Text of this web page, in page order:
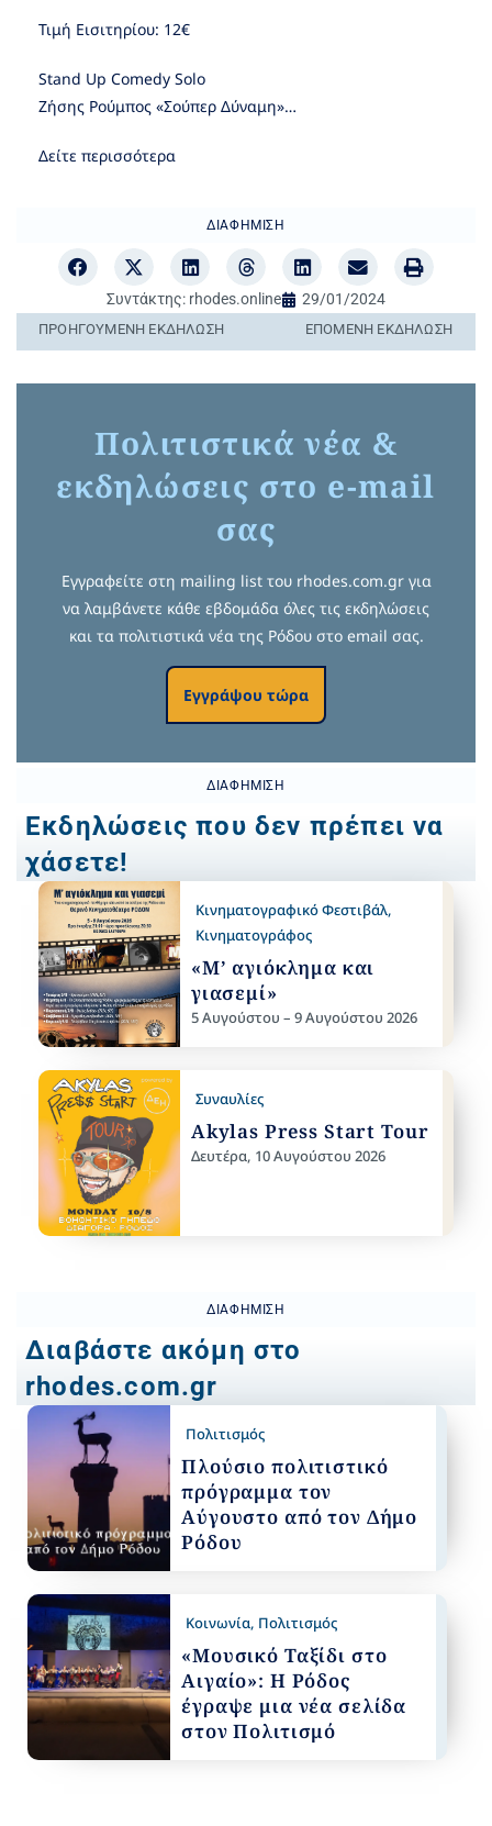
Τιμή Εισιτηρίου: 12€
Stand Up Comedy Solo
Ζήσης Ρούμπος «Σούπερ Δύναμη»…
Δείτε περισσότερα
ΔΙΑΦΉΜΙΣΗ
Συντάκτης: rhodes.online 29/01/2024
ΠΡΟΗΓΟΎΜΕΝΗ ΕΚΔΉΛΩΣΗ ΕΠΌΜΕΝΗ ΕΚΔΉΛΩΣΗ
Πολιτιστικά νέα &
εκδηλώσεις στο e-mail
σας
Εγγραφείτε στη mailing list του rhodes.com.gr για
να λαμβάνετε κάθε εβδομάδα όλες τις εκδηλώσεις
και τα πολιτιστικά νέα της Ρόδου στο email σας.
Εγγράψου τώρα
ΔΙΑΦΉΜΙΣΗ
Εκδηλώσεις που δεν πρέπει να
χάσετε!
Κινηματογραφικό Φεστιβάλ,
Κινηματογράφος
«Μ’ αγιόκλημα και
γιασεμί»
5 Αυγούστου – 9 Αυγούστου 2026
Συναυλίες
Akylas Press Start Tour
Δευτέρα, 10 Αυγούστου 2026
ΔΙΑΦΉΜΙΣΗ
Διαβάστε ακόμη στο
rhodes.com.gr
Πολιτισμός
Πλούσιο πολιτιστικό
πρόγραμμα τον
Αύγουστο από τον Δήμο
Ρόδου
Κοινωνία, Πολιτισμός
«Μουσικό Ταξίδι στο
Αιγαίο»: Η Ρόδος
έγραψε μια νέα σελίδα
στον Πολιτισμό